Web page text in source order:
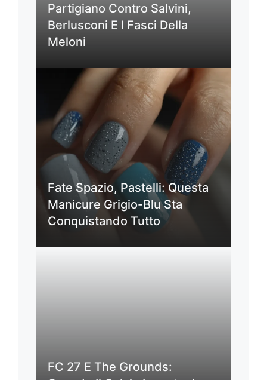
Partigiano Contro Salvini,
Berlusconi E I Fasci Della
Meloni
Fate Spazio, Pastelli: Questa
Manicure Grigio-Blu Sta
Conquistando Tutto
FC 27 E The Grounds: